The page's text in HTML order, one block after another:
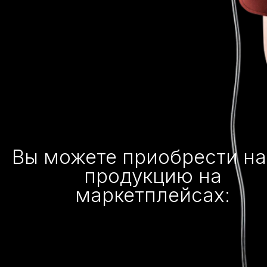
Вы можете приобрести
продукцию на
маркетплейсах: